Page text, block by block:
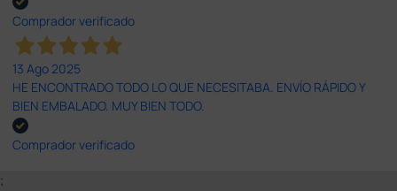
Comprador verificado
13 Ago 2025
HE ENCONTRADO TODO LO QUE NECESITABA. ENVÍO RÁPIDO Y
BIEN EMBALADO. MUY BIEN TODO.
Comprador verificado
;